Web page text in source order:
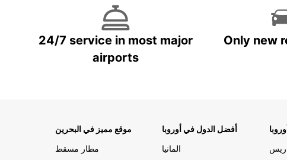
24/7 service in most major
airports
Only new
موقع مميز في البحرين
مطار مسقط
أفضل الدول في أوروبا
المانيا